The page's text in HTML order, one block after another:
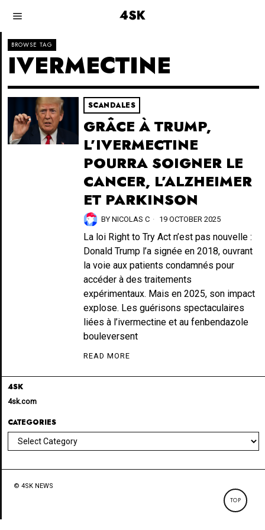
4SK
BROWSE TAG
IVERMECTINE
SCANDALES
GRÂCE À TRUMP,
L’IVERMECTINE
POURRA SOIGNER LE
CANCER, L’ALZHEIMER
ET PARKINSON
BY NICOLAS C 19 OCTOBER 2025
La loi Right to Try Act n’est pas nouvelle :
Donald Trump l’a signée en 2018, ouvrant
la voie aux patients condamnés pour
accéder à des traitements
expérimentaux. Mais en 2025, son impact
explose. Les guérisons spectaculaires
liées à l’ivermectine et au fenbendazole
bouleversent
READ MORE
4SK
4sk.com
CATEGORIES
Categories
© 4SK NEWS
TOP